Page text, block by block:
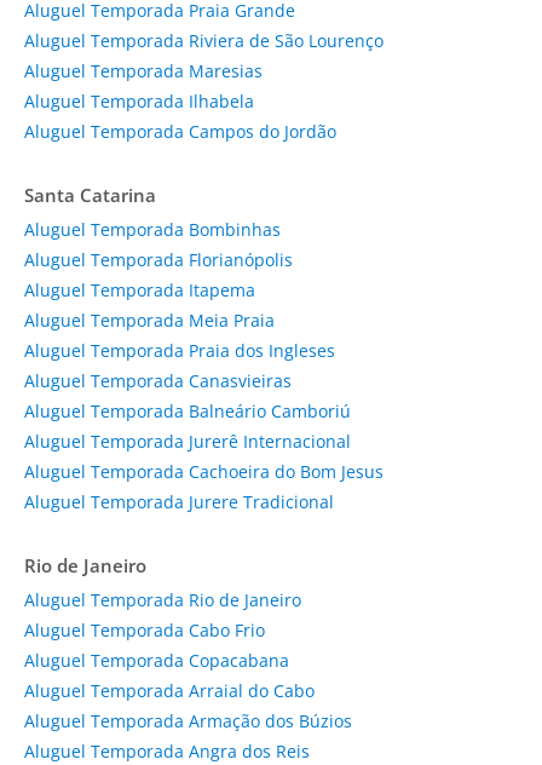
Aluguel Temporada Praia Grande
Aluguel Temporada Riviera de São Lourenço
Aluguel Temporada Maresias
Aluguel Temporada Ilhabela
Aluguel Temporada Campos do Jordão
Santa Catarina
Aluguel Temporada Bombinhas
Aluguel Temporada Florianópolis
Aluguel Temporada Itapema
Aluguel Temporada Meia Praia
Aluguel Temporada Praia dos Ingleses
Aluguel Temporada Canasvieiras
Aluguel Temporada Balneário Camboriú
Aluguel Temporada Jurerê Internacional
Aluguel Temporada Cachoeira do Bom Jesus
Aluguel Temporada Jurere Tradicional
Rio de Janeiro
Aluguel Temporada Rio de Janeiro
Aluguel Temporada Cabo Frio
Aluguel Temporada Copacabana
Aluguel Temporada Arraial do Cabo
Aluguel Temporada Armação dos Búzios
Aluguel Temporada Angra dos Reis